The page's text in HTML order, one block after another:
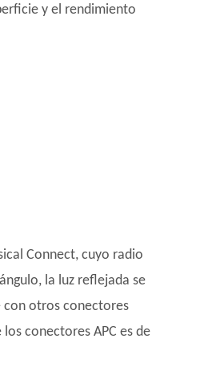
y el rendimiento
Connect, cuyo radio
la luz reflejada se
con otros conectores
conectores APC es de